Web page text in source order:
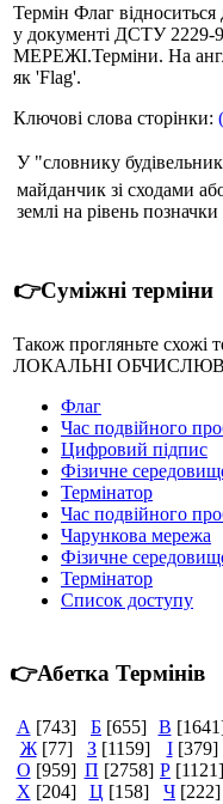
Термін Флаг відноситься
у документі ДСТУ
МЕРЕЖІ.Терміни. На
як 'Flag'.
Ключові слова сторінки:
У "словнику
майданчик зі сходами
землі на рівень
👉Суміжні терміни
Також прогляньте схожі
ЛОКАЛЬНІ
Флаг
Час подвійного
Цифровий підпис
Фізичне
Термінатор
Час подвійного
Чарункова мережа
Фізичне
Термінатор
Список доступу
👉Абетка Термінів
А [743] Б [655] В
Ж [77] З [1159] І [379]
О [959] П [2758] Р [1121]
Х [204] Ц [158] Ч [222]